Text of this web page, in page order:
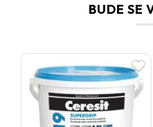
odolnost, snadnou údržbu a
BUDE SE